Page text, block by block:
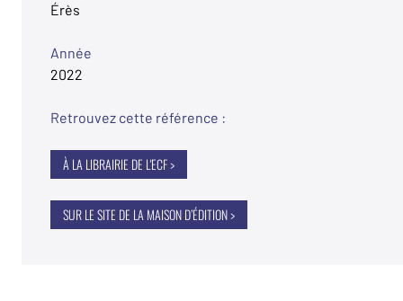
Érès
Année
2022
Retrouvez cette référence :
À LA LIBRAIRIE DE L'ECF >
SUR LE SITE DE LA MAISON D’ÉDITION >